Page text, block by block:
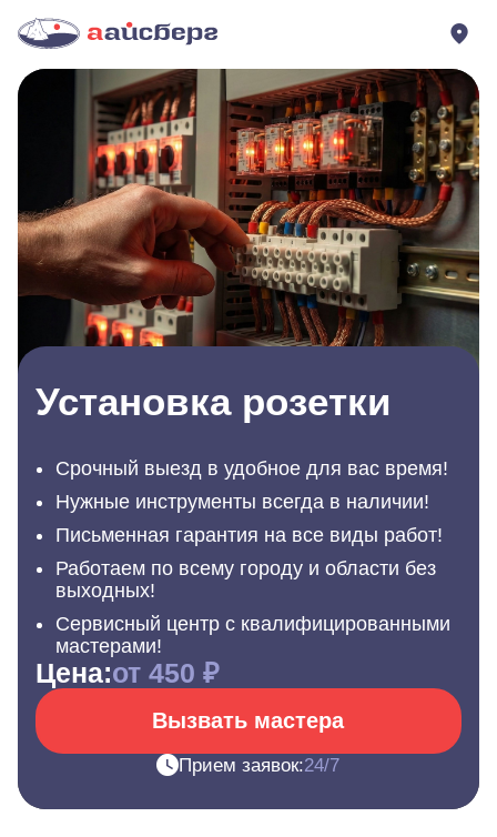
Установка розетки
Срочный выезд в удобное для вас время!
Нужные инструменты всегда в наличии!
Письменная гарантия на все виды работ!
Работаем по всему городу и области без
выходных!
Сервисный центр с квалифицированными
мастерами!
Цена:от 450 ₽
Вызвать мастера
Прием заявок:24/7